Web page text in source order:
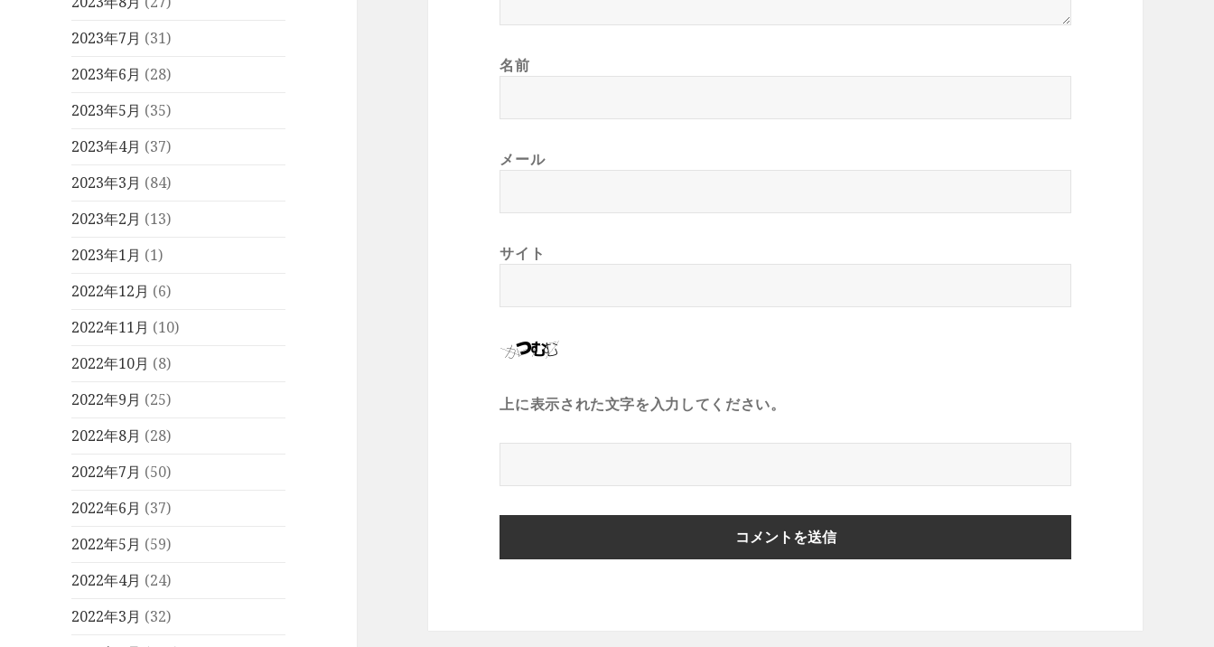
2023年7月 (31)
2023年6月 (28)
2023年5月 (35)
2023年4月 (37)
2023年3月 (84)
2023年2月 (13)
2023年1月 (1)
2022年12月 (6)
2022年11月 (10)
2022年10月 (8)
2022年9月 (25)
2022年8月 (28)
2022年7月 (50)
2022年6月 (37)
2022年5月 (59)
2022年4月 (24)
2022年3月 (32)
名前
メール
サイト
上に表示された文字を入力してください。